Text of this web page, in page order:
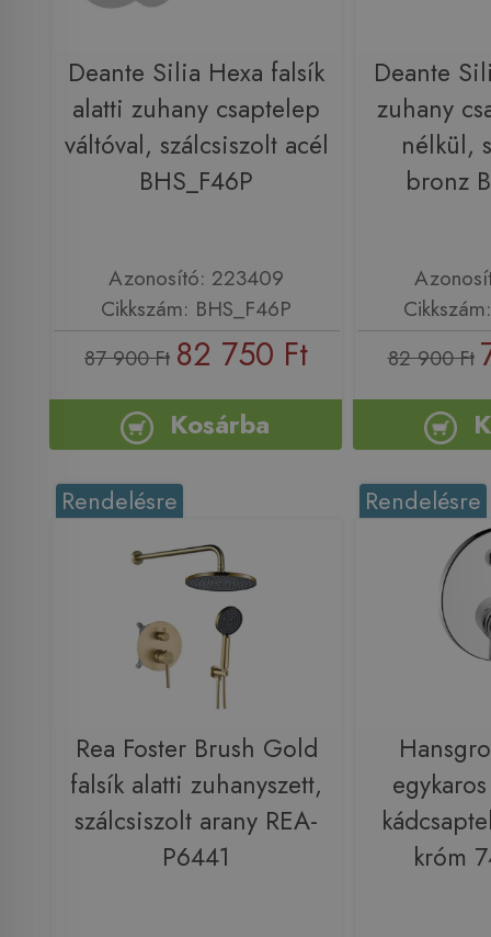
Deante Silia Hexa falsík
alatti zuhany csaptelep
váltóval, szálcsiszolt acél
BHS_F46P
Azonosító: 223409
Cikkszám: BHS_F46P
87 900 Ft 82 750 Ft
Kosárba
Deante
zuhany
nélkül,
bronz
82 900 Ft
Rendelésre
Rea Foster Brush Gold
falsík alatti zuhanyszett,
szálcsiszolt arany REA-
P6441
Rendelésre
króm